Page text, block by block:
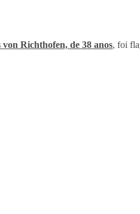
von Richthofen, de 38 anos, foi